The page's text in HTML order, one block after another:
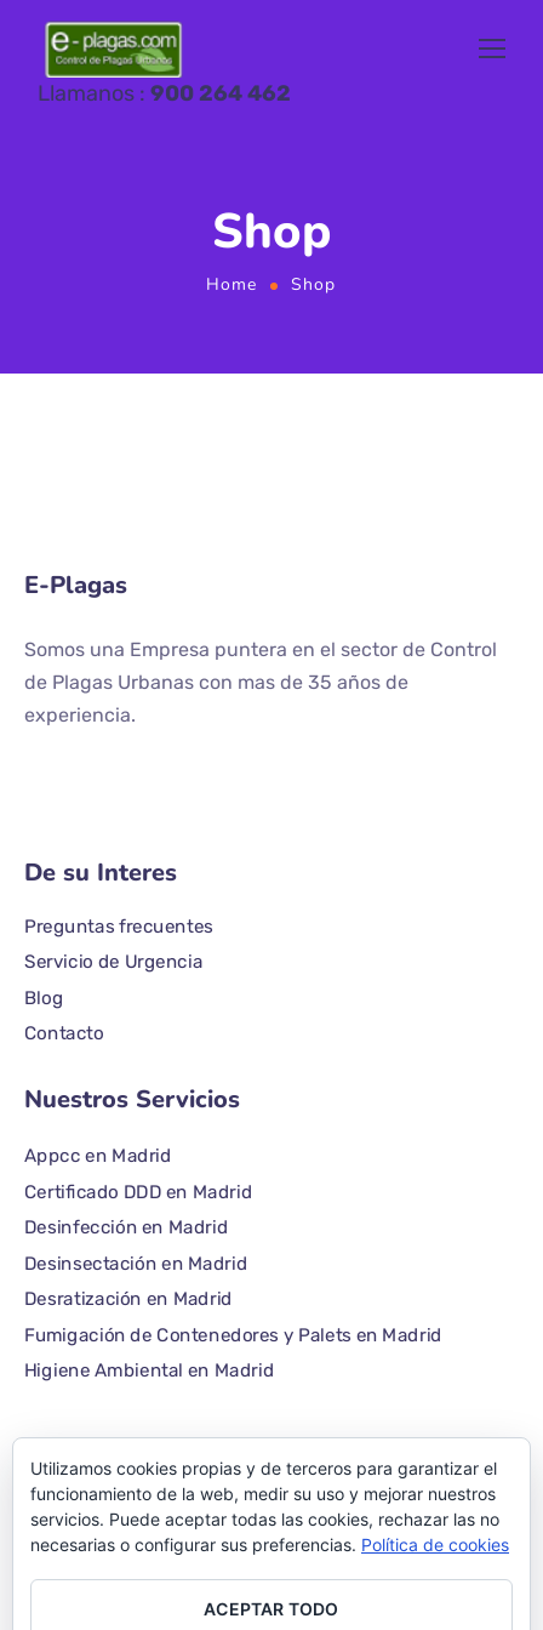
Llamanos : 900 264 462
Shop
Home Shop
E-Plagas
Somos una Empresa puntera en el sector de Control
de Plagas Urbanas con mas de 35 años de
experiencia.
De su Interes
Preguntas frecuentes
Servicio de Urgencia
Blog
Contacto
Nuestros Servicios
Appcc en Madrid
Certificado DDD en Madrid
Desinfección en Madrid
Desinsectación en Madrid
Desratización en Madrid
Fumigación de Contenedores y Palets en Madrid
Higiene Ambiental en Madrid
©1986 – 2022 — E-plagas.com
Empresa de control de
plagas de Madrid –
Utilizamos cookies propias y de terceros para garantizar el
funcionamiento de la web, medir su uso y mejorar nuestros
servicios. Puede aceptar todas las cookies, rechazar las no
necesarias o configurar sus preferencias. Política de cookies
ACEPTAR TODO